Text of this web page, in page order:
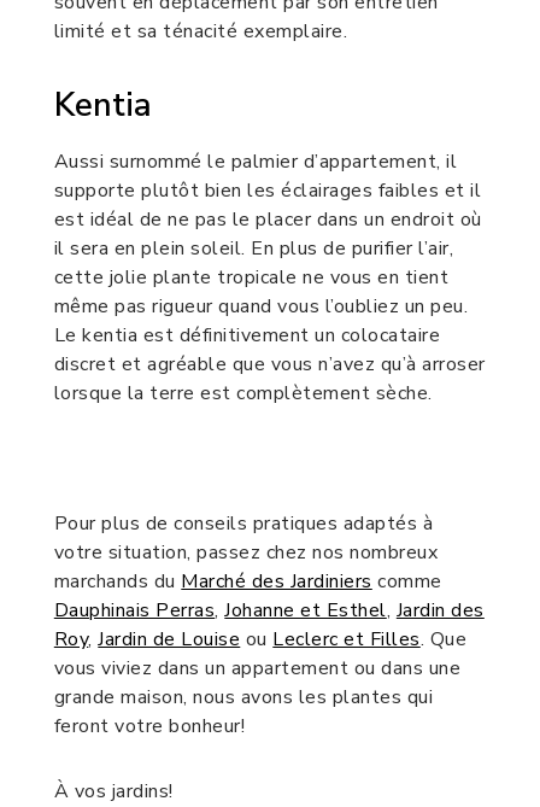
limité et sa ténacité exemplaire.
Kentia
Aussi surnommé le palmier d’appartement, il
supporte plutôt bien les éclairages faibles et il
est idéal de ne pas le placer dans un endroit où
il sera en plein soleil. En plus de purifier l’air,
cette jolie plante tropicale ne vous en tient
même pas rigueur quand vous l’oubliez un peu.
Le kentia est définitivement un colocataire
discret et agréable que vous n’avez qu’à arroser
lorsque la terre est complètement sèche.
Pour plus de conseils pratiques adaptés à
votre situation, passez chez nos nombreux
marchands duMarché des Jardinierscomme
Dauphinais Perras,Johanne et Esthel,Jardin des
Roy,Jardin de LouiseouLeclerc et Filles. Que
vous viviez dans un appartement ou dans une
grande maison, nous avons les plantes qui
feront votre bonheur!
À vos jardins!